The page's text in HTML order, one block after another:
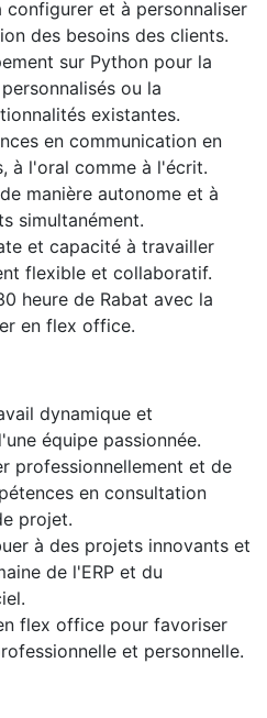
et à personnaliser
des besoins des clients.
sur Python pour la
ou la
existantes.
en communication en
à l'oral comme à l'écrit.
manière autonome et à
simultanément.
et capacité à travailler
flexible et collaboratif.
heure de Rabat avec la
en flex office.
dynamique et
équipe passionnée.
professionnellement et de
en consultation
projet.
à des projets innovants et
de l'ERP et du
flex office pour favoriser
et personnelle.